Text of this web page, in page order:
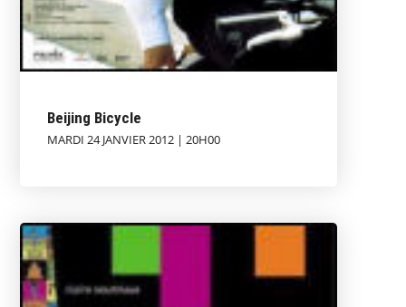
Beijing Bicycle
MARDI 24 JANVIER 2012 | 20H00